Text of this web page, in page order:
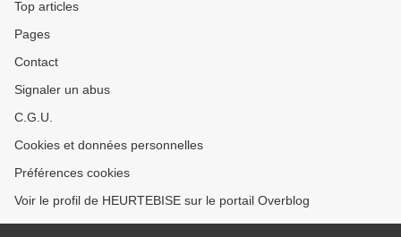
Top articles
Pages
Contact
Signaler un abus
C.G.U.
Cookies et données personnelles
Préférences cookies
Voir le profil de HEURTEBISE sur le portail Overblog